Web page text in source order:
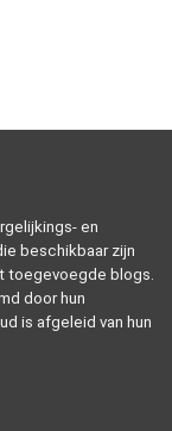
en
beschikbaar zijn
toegevoegde blogs.
door hun
is afgeleid van hun